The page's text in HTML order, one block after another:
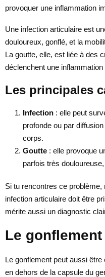
provoquer une inflammation
Une infection articulaire est
douloureux, gonflé, et la
La goutte, elle, est liée à des
déclenchent une inflammation
Les principales
Infection : elle peut
profonde ou par
corps.
Goutte : elle provoque
parfois très
Si tu rencontres ce problème,
infection articulaire doit être
mérite aussi un diagnostic
Le
Le gonflement peut aussi
en dehors de la capsule du